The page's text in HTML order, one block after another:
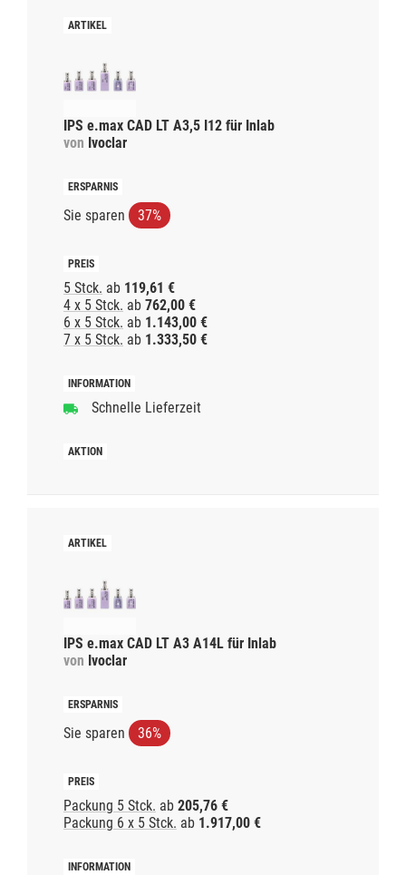
IPS e.max CAD LT A3,5 I12 für Inlab
von Ivoclar
Sie sparen 37%
5 Stck. ab 119,61 €
4 x 5 Stck. ab 762,00 €
6 x 5 Stck. ab 1.143,00 €
7 x 5 Stck. ab 1.333,50 €
Schnelle Lieferzeit
IPS e.max CAD LT A3 A14L für Inlab
von Ivoclar
Sie sparen 36%
Packung 5 Stck. ab 205,76 €
Packung 6 x 5 Stck. ab 1.917,00 €